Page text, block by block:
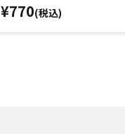
¥770(税込)